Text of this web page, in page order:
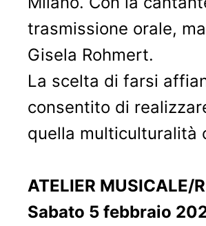
trasmissione orale,
Gisela Rohmert.
La scelta di farsi
consentito di
quella multiculturalità
ATELIER MUSICALE/
Sabato 5 febbraio